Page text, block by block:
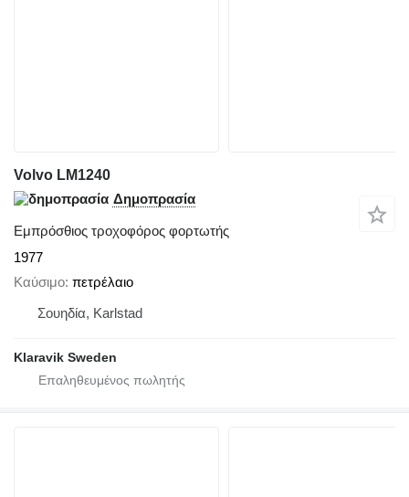
Volvo LM1240
Δημοπρασία
Εμπρόσθιος τροχοφόρος φορτωτής
1977
Καύσιμο πετρέλαιο
Σουηδία, Karlstad
Klaravik Sweden